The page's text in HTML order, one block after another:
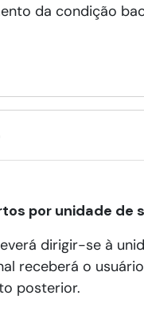
da condição
por unidade de
dirigir-se à
receberá o
posterior.